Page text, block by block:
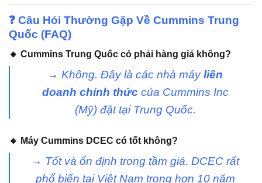
❓ Câu Hỏi Thường Gặp Về Cummins Trung
Quốc (FAQ)
🔸 Cummins Trung Quốc có phải hàng giả không?
→ Không. Đây là các nhà máyliên
doanh chính thức của Cummins Inc
(Mỹ) đặt tại Trung Quốc.
🔸 Máy Cummins DCEC có tốt không?
→ Tốt và ổn định trong tầm giá. DCEC rất
phổ biến tại Việt Nam trong hơn 10 năm